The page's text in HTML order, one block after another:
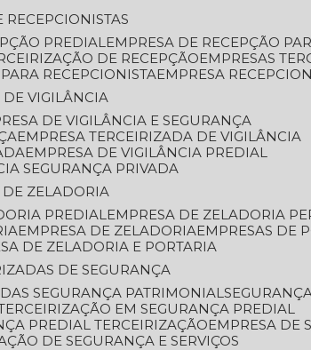
RECEPCIONISTAS
PREDIAL
EMPRESA DE RECEPÇÃO
DE RECEPÇÃO
EMPRESAS
RECEPCIONISTA
EMPRESA
DE VIGILÂNCIA
DE VIGILÂNCIA E SEGURANÇA
EMPRESA TERCEIRIZADA DE VIGILÂNCIA
EMPRESA DE VIGILÂNCIA PREDIAL
SEGURANÇA PRIVADA
DE ZELADORIA
PREDIAL
EMPRESA DE ZELADORIA
EMPRESA DE ZELADORIA
EMPRESAS DE
DE ZELADORIA E PORTARIA
DE SEGURANÇA
SEGURANÇA PATRIMONIAL
TERCEIRIZAÇÃO EM SEGURANÇA PREDIAL
PREDIAL TERCEIRIZAÇÃO
EMPRESA
DE SEGURANÇA E SERVIÇOS